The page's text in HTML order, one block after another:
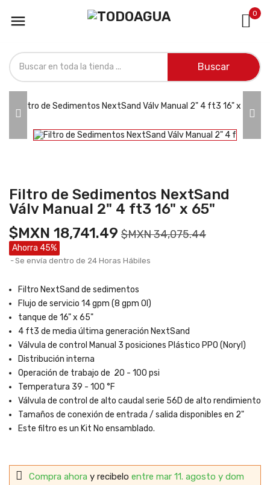
 0
Buscar
Filtro de Sedimentos NextSand
Válv Manual 2" 4 ft3 16" x 65"
$MXN 18,741.49 $MXN 34,075.44
Ahorra 45%
Se envía dentro de 24 Horas Hábiles
Filtro NextSand de sedimentos
Flujo de servicio 14 gpm (8 gpm OI)
tanque de 16" x 65"
4 ft3 de media última generación NextSand
Válvula de control Manual 3 posiciones Plástico PPO (Noryl)
Distribución interna
Operación de trabajo de 20 - 100 psi
Temperatura 39 - 100 °F
Válvula de control de alto caudal serie 56D de alto rendimiento
Tamaños de conexión de entrada / salida disponibles en 2"
Este filtro es un Kit No ensamblado.
Compra ahora y recibelo entre mar 11. agosto y dom